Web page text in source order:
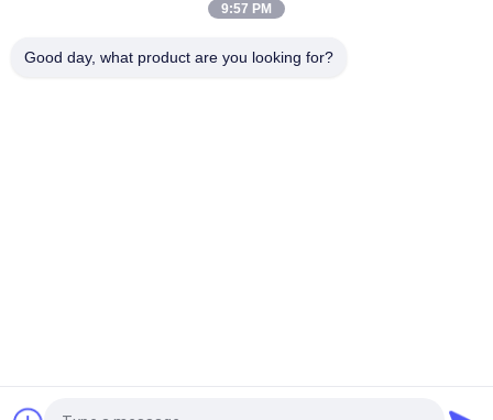
Customized Design black embroidery national flag special
9:57 PM
Good day, what product are you looking for?